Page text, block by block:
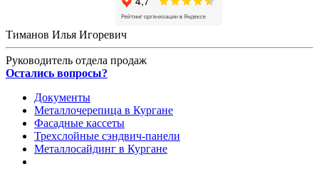
Тиманов Илья Игоревич
Руководитель отдела продаж
Остались вопросы?
Документы
Металлочерепица в Кургане
Фасадные кассеты
Трехслойные сэндвич-панели
Металлосайдинг в Кургане